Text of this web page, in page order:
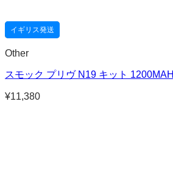
イギリス発送
Other
スモック プリヴ N19 キット 1200MAH
¥11,380